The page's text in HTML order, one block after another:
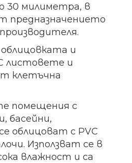
30 милиметра, в
предназначението
и
листовете и
клетъчна
помещения с
басейни,
облицоват с PVC
Използват се в
влажност и са